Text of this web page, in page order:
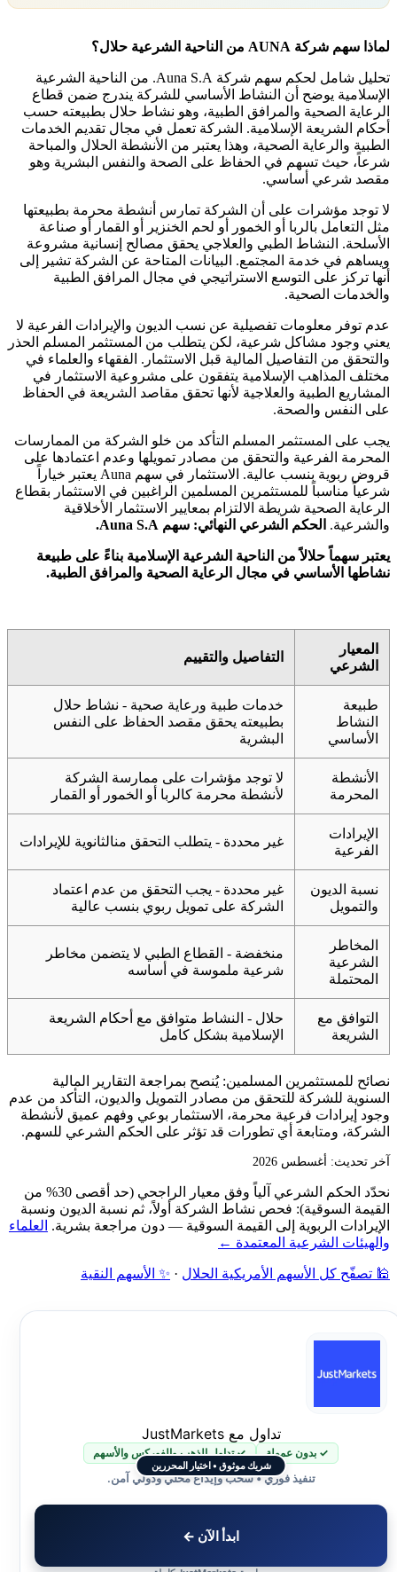
لماذا سهم شركة AUNA من الناحية الشرعية حلال؟
تحليل شامل لحكم سهم شركة Auna S.A. من الناحية الشرعية
الإسلامية يوضح أن النشاط الأساسي للشركة يندرج ضمن قطاع
الرعاية الصحية والمرافق الطبية، وهو نشاط حلال بطبيعته حسب
أحكام الشريعة الإسلامية. الشركة تعمل في مجال تقديم الخدمات
الطبية والرعاية الصحية، وهذا يعتبر من الأنشطة الحلال والمباحة
شرعاً، حيث تسهم في الحفاظ على الصحة والنفس البشرية وهو
مقصد شرعي أساسي.
لا توجد مؤشرات على أن الشركة تمارس أنشطة محرمة بطبيعتها
مثل التعامل بالربا أو الخمور أو لحم الخنزير أو القمار أو صناعة
الأسلحة. النشاط الطبي والعلاجي يحقق مصالح إنسانية مشروعة
ويساهم في خدمة المجتمع. البيانات المتاحة عن الشركة تشير إلى
أنها تركز على التوسع الاستراتيجي في مجال المرافق الطبية
والخدمات الصحية.
عدم توفر معلومات تفصيلية عن نسب الديون والإيرادات الفرعية لا
يعني وجود مشاكل شرعية، لكن يتطلب من المستثمر المسلم الحذر
والتحقق من التفاصيل المالية قبل الاستثمار. الفقهاء والعلماء في
مختلف المذاهب الإسلامية يتفقون على مشروعية الاستثمار في
المشاريع الطبية والعلاجية لأنها تحقق مقاصد الشريعة في الحفاظ
على النفس والصحة.
يجب على المستثمر المسلم التأكد من خلو الشركة من الممارسات
المحرمة الفرعية والتحقق من مصادر تمويلها وعدم اعتمادها على
قروض ربوية بنسب عالية. الاستثمار في سهم Auna يعتبر خياراً
شرعياً مناسباً للمستثمرين المسلمين الراغبين في الاستثمار بقطاع
الرعاية الصحية شريطة الالتزام بمعايير الاستثمار الأخلاقية
والشرعية. الحكم الشرعي النهائي: سهم Auna S.A.
يعتبر سهماً حلالاً من الناحية الشرعية الإسلامية بناءً على طبيعة
نشاطها الأساسي في مجال الرعاية الصحية والمرافق الطبية.
المعيار
الشرعي
التفاصيل والتقييم
طبيعة
النشاط
الأساسي
خدمات طبية ورعاية صحية - نشاط حلال
بطبيعته يحقق مقصد الحفاظ على النفس
البشرية
الأنشطة
المحرمة
لا توجد مؤشرات على ممارسة الشركة
لأنشطة محرمة كالربا أو الخمور أو القمار
الإيرادات
الفرعية
غير محددة - يتطلب التحقق منالثانوية للإيرادات
نسبة الديون
والتمويل
غير محددة - يجب التحقق من عدم اعتماد
الشركة على تمويل ربوي بنسب عالية
المخاطر
الشرعية
المحتملة
منخفضة - القطاع الطبي لا يتضمن مخاطر
شرعية ملموسة في أساسه
التوافق مع
الشريعة
حلال - النشاط متوافق مع أحكام الشريعة
الإسلامية بشكل كامل
نصائح للمستثمرين المسلمين: يُنصح بمراجعة التقارير المالية
السنوية للشركة للتحقق من مصادر التمويل والديون، التأكد من عدم
وجود إيرادات فرعية محرمة، الاستثمار بوعي وفهم عميق لأنشطة
الشركة، ومتابعة أي تطورات قد تؤثر على الحكم الشرعي للسهم.
آخر تحديث: أغسطس 2026
نحدّد الحكم الشرعي آلياً وفق معيار الراجحي (حد أقصى 30% من
القيمة السوقية): فحص نشاط الشركة أولاً، ثم نسبة الديون ونسبة
الإيرادات الربوية إلى القيمة السوقية — دون مراجعة بشرية. العلماء
والهيئات الشرعية المعتمدة ←
🕌 تصفّح كل الأسهم الأمريكية الحلال · ✨ الأسهم النقية
شريك موثوق • اختيار المحررين
تداول مع JustMarkets
✓ بدون عمولة ✓ تداول الذهب والفوركس والأسهم
تنفيذ فوري • سحب وإيداع محلي ودولي آمن.
ابدأ الآن ←